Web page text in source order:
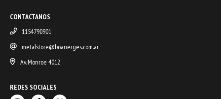
CONTACTANOS
1154790901
metalstore@boanerges.com.ar
Av. Monroe 4012
REDES SOCIALES